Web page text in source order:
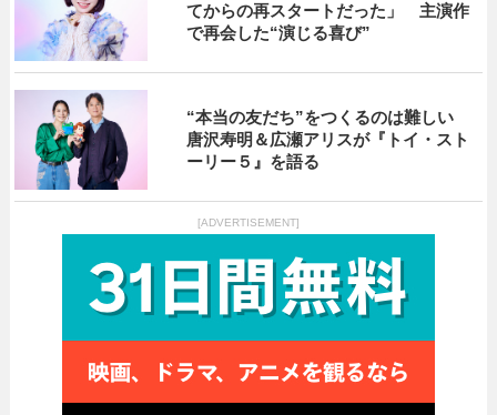
てからの再スタートだった」 主演作
で再会した“演じる喜び”
“本当の友だち”をつくるのは難しい
唐沢寿明＆広瀬アリスが『トイ・スト
ーリー５』を語る
[ADVERTISEMENT]